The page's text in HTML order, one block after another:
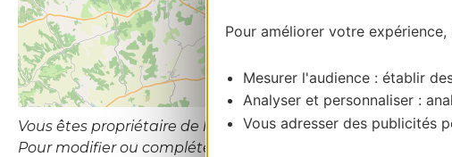
Pour améliorer votre
Mesurer l'audience : établir
Analyser et personnaliser :
Vous adresser des publicités
Vous êtes propriétaire de l’établissement ou le
Pour modifier ou compléter cette fiche, merci de contacter